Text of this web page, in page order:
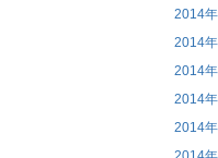
2014
2014
2014
2014
2014